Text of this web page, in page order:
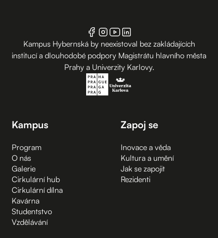
Kampus Hybernská by neexistoval bez zakládajících
institucí a dlouhodobé podpory Magistrátu hlavního města
Prahy a Univerzity Karlovy.
Kampus
Program
O nás
Galerie
Cirkulární hub
Cirkulární dílna
Kavárna
Studentstvo
Vzdělávání
Zapoj se
Inovace a věda
Kultura a umění
Jak se zapojit
Rezidenti